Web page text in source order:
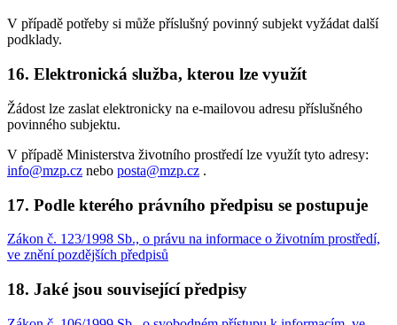
V případě potřeby si může příslušný povinný subjekt vyžádat další
podklady.
16. Elektronická služba, kterou lze využít
Žádost lze zaslat elektronicky na e-mailovou adresu příslušného
povinného subjektu.
V případě Ministerstva životního prostředí lze využít tyto adresy:
info@mzp.cz nebo posta@mzp.cz .
17. Podle kterého právního předpisu se postupuje
Zákon č. 123/1998 Sb., o právu na informace o životním prostředí,
ve znění pozdějších předpisů
18. Jaké jsou související předpisy